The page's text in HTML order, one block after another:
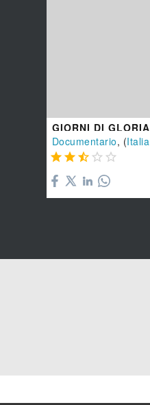
GIORNI DI GLORIA
Documentario, (Italia
    